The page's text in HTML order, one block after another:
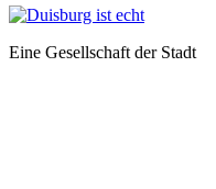
Eine Gesellschaft der Stadt